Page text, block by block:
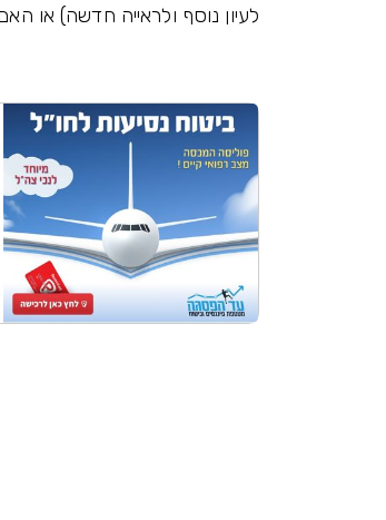
לעיון נוסף ולראייה חדשה) או